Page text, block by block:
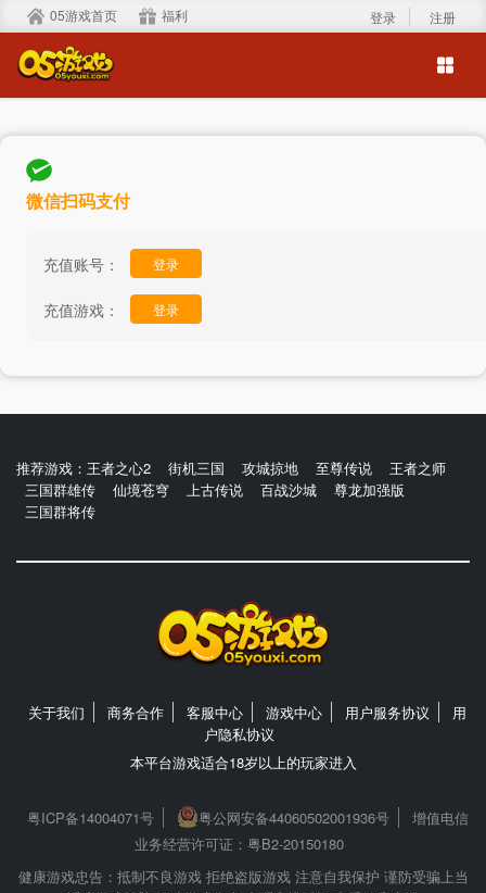
05游戏首页 福利 登录 注册
微信扫码支付
充值账号： 登录
充值游戏： 登录
推荐游戏： 王者之心2 街机三国 攻城掠地 至尊传说
王者之师
三国群雄传
仙境苍穹 上古传说 百战沙城
尊龙加强版
三国群将传
关于我们 商务合作 客服中心 游戏中心 用户服务协议
用
户隐私协议
本平台游戏适合18岁以上的玩家进入
粤ICP备14004071号 粤公网安备44060502001936号
增值电信
业务经营许可证：粤B2-20150180
健康游戏忠告：抵制不良游戏 拒绝盗版游戏 注意自我保护 谨防受骗上当